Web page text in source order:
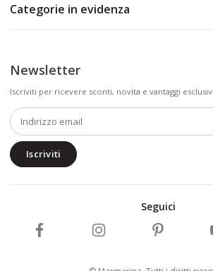
Categorie in evidenza
Newsletter
Iscriviti per ricevere sconti, novita e vantaggi
Iscriviti
Seguici
Segui Marmarina su Facebook
Segui Marmarina su
Segui